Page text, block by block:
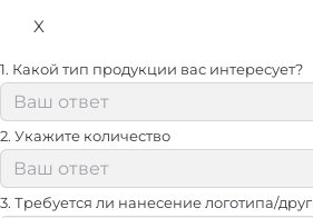
X
1. Какой тип продукции вас интересует?
2. Укажите количество
3. Требуется ли нанесение логотипа/